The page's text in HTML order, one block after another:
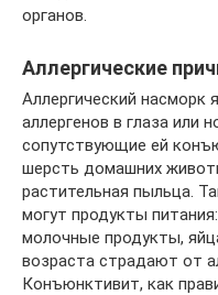
органов.
Аллергические
Аллергический насморк
аллергенов в глаза или
сопутствующие ей
шерсть домашних
растительная пыльца.
могут продукты
молочные продукты,
возраста страдают от
Конъюнктивит, как